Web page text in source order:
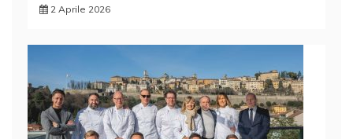
2 Aprile 2026